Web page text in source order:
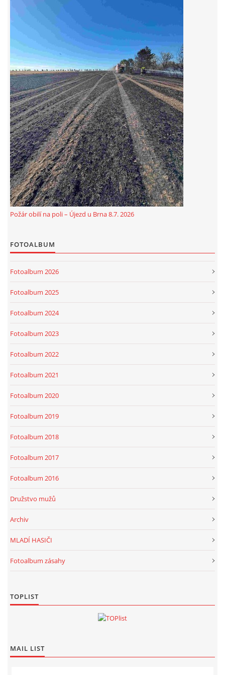
Požár obilí na poli – Újezd u Brna 8.7. 2026
FOTOALBUM
Fotoalbum 2026
Fotoalbum 2025
Fotoalbum 2024
Fotoalbum 2023
Fotoalbum 2022
Fotoalbum 2021
Fotoalbum 2020
Fotoalbum 2019
Fotoalbum 2018
Fotoalbum 2017
Fotoalbum 2016
Družstvo mužů
Archiv
MLADÍ HASIČI
Fotoalbum zásahy
TOPLIST
MAIL LIST